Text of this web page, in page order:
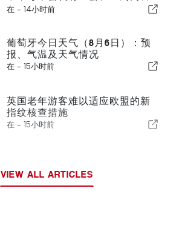
出
在 - 14小时前
葡萄牙今日天气（8月6日）：预
报、气温及天气情况
在 - 15小时前
英国老年游客难以适应欧盟的新
指纹核查措施
在 - 15小时前
VIEW ALL ARTICLES